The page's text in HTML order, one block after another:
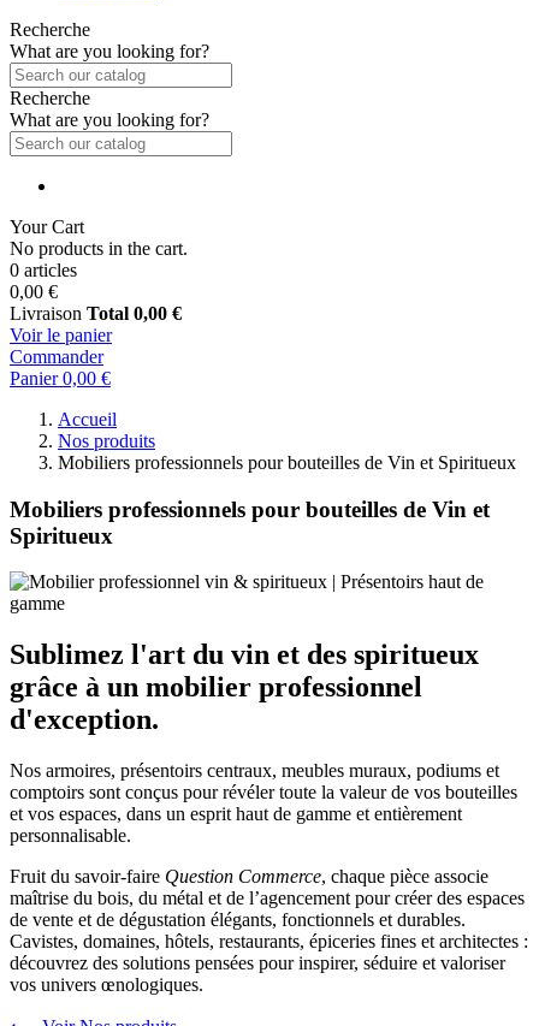
Recherche
What are you looking for?
Recherche
What are you looking for?
Your Cart
No products in the cart.
0 articles
0,00 €
Livraison Total 0,00 €
Voir le panier
Commander
Panier 0,00 €
Accueil
Nos produits
Mobiliers professionnels pour bouteilles de Vin et Spiritueux
Mobiliers professionnels pour bouteilles de Vin et
Spiritueux
Sublimez l'art du vin et des spiritueux
grâce à un mobilier professionnel
d'exception.
Nos armoires, présentoirs centraux, meubles muraux, podiums et
comptoirs sont conçus pour révéler toute la valeur de vos bouteilles
et vos espaces, dans un esprit haut de gamme et entièrement
personnalisable.
Fruit du savoir-faire Question Commerce, chaque pièce associe
maîtrise du bois, du métal et de l’agencement pour créer des espaces
de vente et de dégustation élégants, fonctionnels et durables.
Cavistes, domaines, hôtels, restaurants, épiceries fines et architectes :
découvrez des solutions pensées pour inspirer, séduire et valoriser
vos univers œnologiques.